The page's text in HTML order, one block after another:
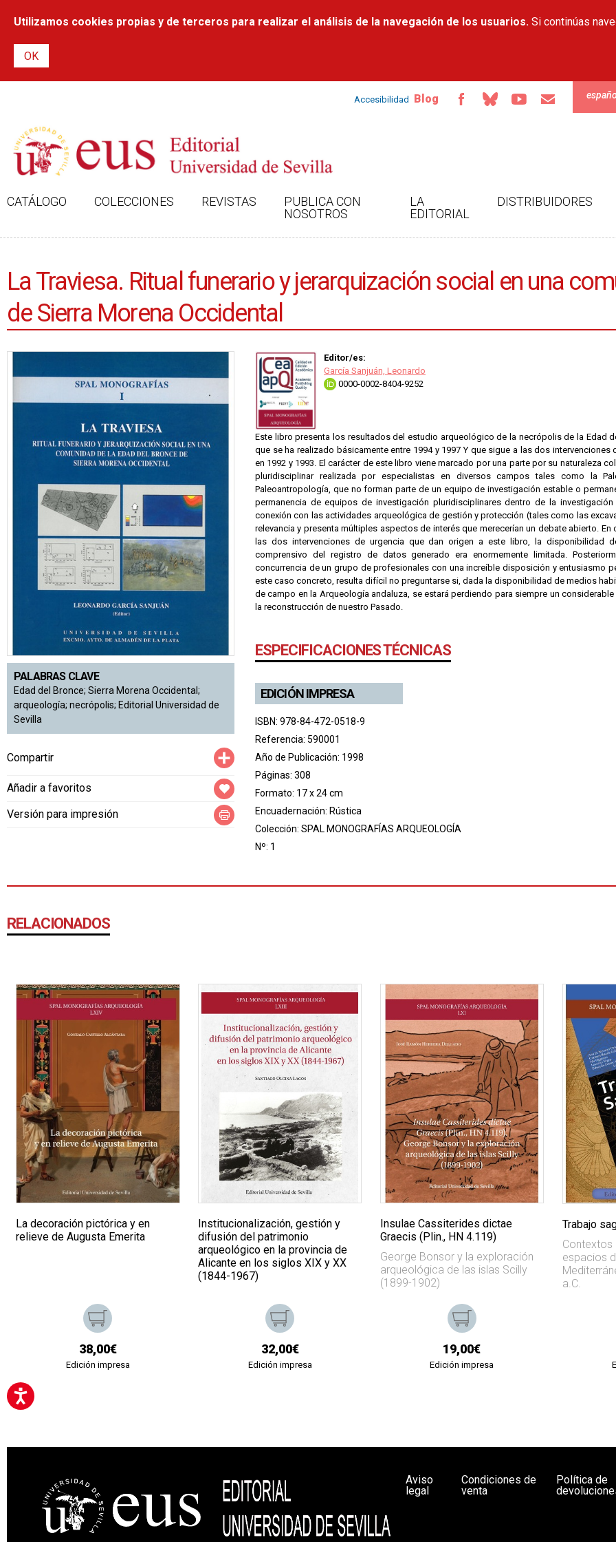
contenido
Utilizamos cookies propias y de terceros para realizar el análisis de la navegación de los usuarios. Si continúas
Accesibilidad Blog
CATÁLOGO COLECCIONES REVISTAS
PUBLICA CON
NOSOTROS
LA
EDITORIAL
DISTRIBUIDORES
La Traviesa. Ritual funerario y jerarquización social en una
de Sierra Morena Occidental
PALABRAS CLAVE
Edad del Bronce; Sierra Morena Occidental;
arqueología; necrópolis; Editorial Universidad de
Sevilla
Compartir Compartir
Añadir a favoritos
Versión para impresión
Editor/es:
García Sanjuán, Leonardo
0000-0002-8404-9252
Este libro presenta los resultados del estudio arqueológico de la necrópolis de la Edad
que se ha realizado básicamente entre 1994 y 1997 Y que sigue a las dos intervenciones
en 1992 y 1993. El carácter de este libro viene marcado por una parte por su naturaleza
pluridisciplinar realizada por especialistas en diversos campos tales como la
Paleoantropología, que no forman parte de un equipo de investigación estable o
permanencia de equipos de investigación pluridisciplinares dentro de la
conexión con las actividades arqueológica de gestión y protección (tales como las
relevancia y presenta múltiples aspectos de interés que merecerían un debate abierto. En
las dos intervenciones de urgencia que dan origen a este libro, la disponibilidad
comprensivo del registro de datos generado era enormemente limitada.
concurrencia de un grupo de profesionales con una increíble disposición y entusiasmo
este caso concreto, resulta difícil no preguntarse si, dada la disponibilidad de medios
de campo en la Arqueología andaluza, se estará perdiendo para siempre un
la reconstrucción de nuestro Pasado.
ESPECIFICACIONES TÉCNICAS
EDICIÓN IMPRESA
ISBN: 978-84-472-0518-9
Referencia: 590001
Año de Publicación: 1998
Páginas: 308
Formato: 17 x 24 cm
Encuadernación: Rústica
Colección: SPAL MONOGRAFÍAS ARQUEOLOGÍA
Nº: 1
RELACIONADOS
La decoración pictórica y en
relieve de Augusta Emerita
38,00€
Edición impresa
Institucionalización, gestión y
difusión del patrimonio
arqueológico en la provincia de
Alicante en los siglos XIX y XX
(1844-1967)
32,00€
Edición impresa
Insulae Cassiterides dictae
Graecis (Plin., HN 4.119)
George Bonsor y la exploración
arqueológica de las islas Scilly
(1899-1902)
19,00€
Edición impresa
Trabajo
Contextos
espacios
a.C.
Aviso
legal
Condiciones de
venta
Política de